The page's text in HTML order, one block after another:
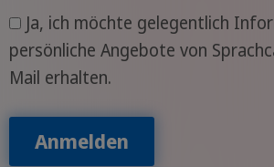
Ja, ich möchte gelegentlich Informationen und
persönliche Angebote von
Mail erhalten.
Anmelden